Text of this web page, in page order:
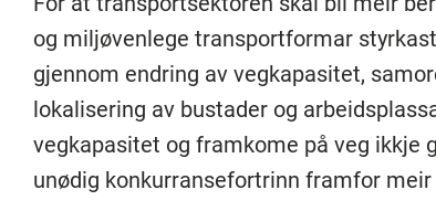
og miljøvenlege transportformar
gjennom endring av vegkapasitet,
lokalisering av bustader og
vegkapasitet og framkome på veg ikkje
unødig konkurransefortrinn framfor